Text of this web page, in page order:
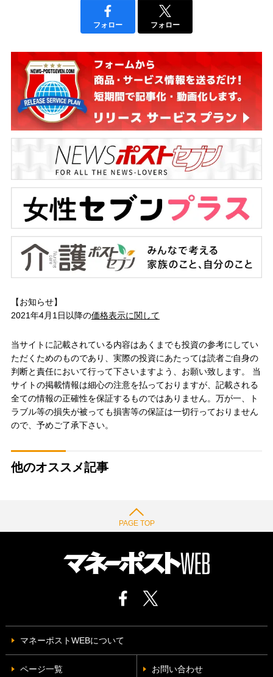
フォロー フォロー
【お知らせ】
2021年4月1日以降の価格表示に関して
当サイトに記載されている内容はあくまでも投資の参考にしてい
ただくためのものであり、実際の投資にあたっては読者ご自身の
判断と責任において行って下さいますよう、お願い致します。 当
サイトの掲載情報は細心の注意を払っておりますが、記載される
全ての情報の正確性を保証するものではありません。万が一、ト
ラブル等の損失が被っても損害等の保証は一切行っておりません
ので、予めご了承下さい。
他のオススメ記事
PAGE TOP
マネーポストWEBについて
ページ一覧 お問い合わせ